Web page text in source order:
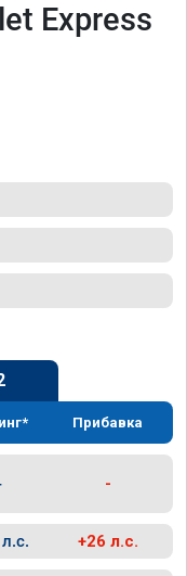
Express
Прибавка
-
+26 л.с.